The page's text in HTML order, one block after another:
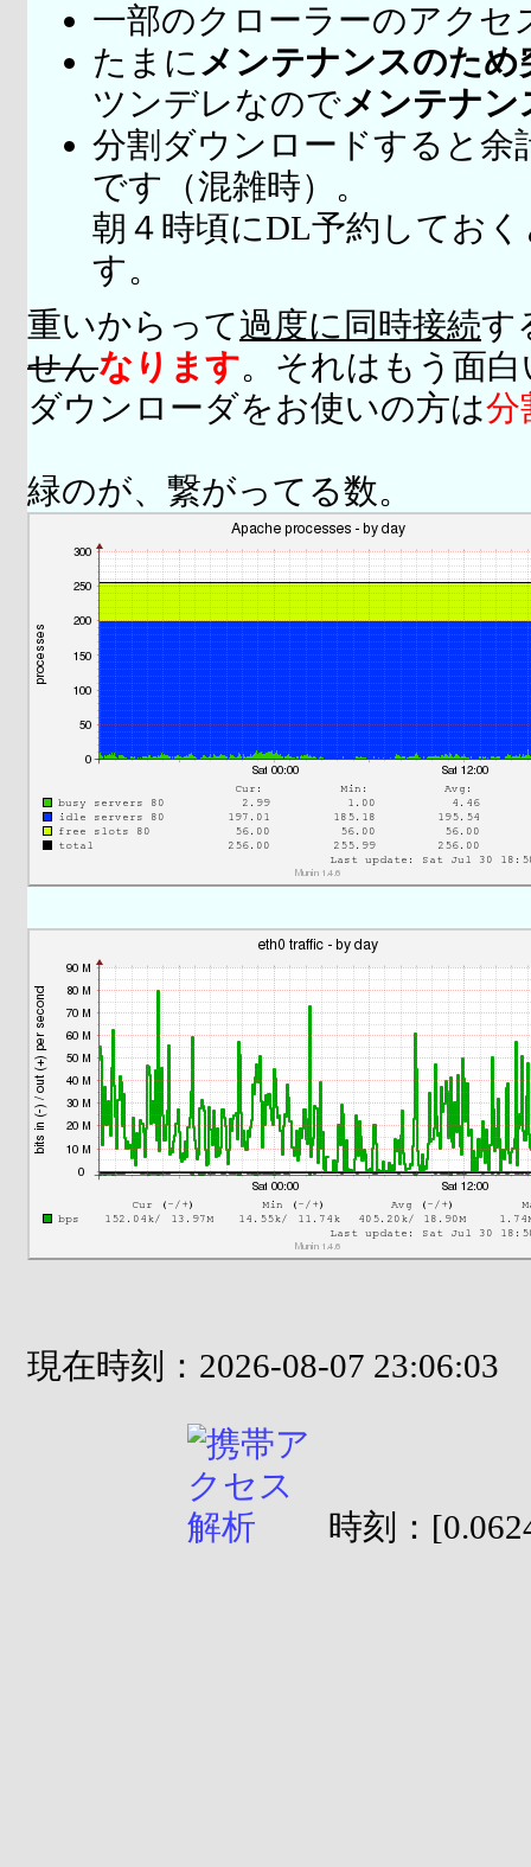
一部のクローラーのアクセ
たまに メンテナンスのため
ツンデレなのでメンテナ
分割ダウンロードすると余
です（混雑時）。
朝４時頃にDL予約してお
す。
重いからって過度に同時接続す
せんなります。それはもう面
ダウンローダをお使いの方は分
緑のが、繋がってる数。
現在時刻：2026-08-07 23:06:03
時刻：